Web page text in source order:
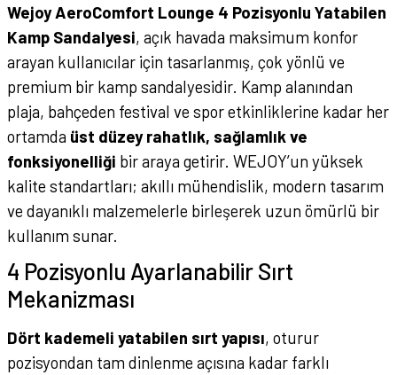
Wejoy AeroComfort Lounge 4 Pozisyonlu Yatabilen
Kamp Sandalyesi, açık havada maksimum konfor
arayan kullanıcılar için tasarlanmış, çok yönlü ve
premium bir kamp sandalyesidir. Kamp alanından
plaja, bahçeden festival ve spor etkinliklerine kadar her
ortamda üst düzey rahatlık, sağlamlık ve
fonksiyonelliği bir araya getirir. WEJOY’un yüksek
kalite standartları; akıllı mühendislik, modern tasarım
ve dayanıklı malzemelerle birleşerek uzun ömürlü bir
kullanım sunar.
4 Pozisyonlu Ayarlanabilir Sırt
Mekanizması
Dört kademeli yatabilen sırt yapısı, oturur
pozisyondan tam dinlenme açısına kadar farklı